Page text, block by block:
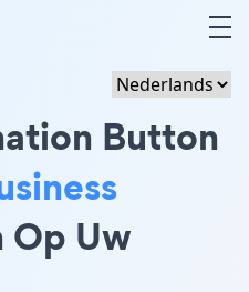
Button
Op Uw